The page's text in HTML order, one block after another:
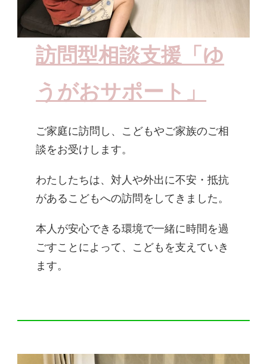
訪問型相談支援「ゆ
うがおサポート」
ご家庭に訪問し、こどもやご家族のご相
談をお受けします。​
わたしたちは、対人や外出に不安・抵抗
があるこどもへの訪問をしてきました。
​本人が安心できる環境で一緒に時間を過
ごすことによって、こどもを支えていき
ます。